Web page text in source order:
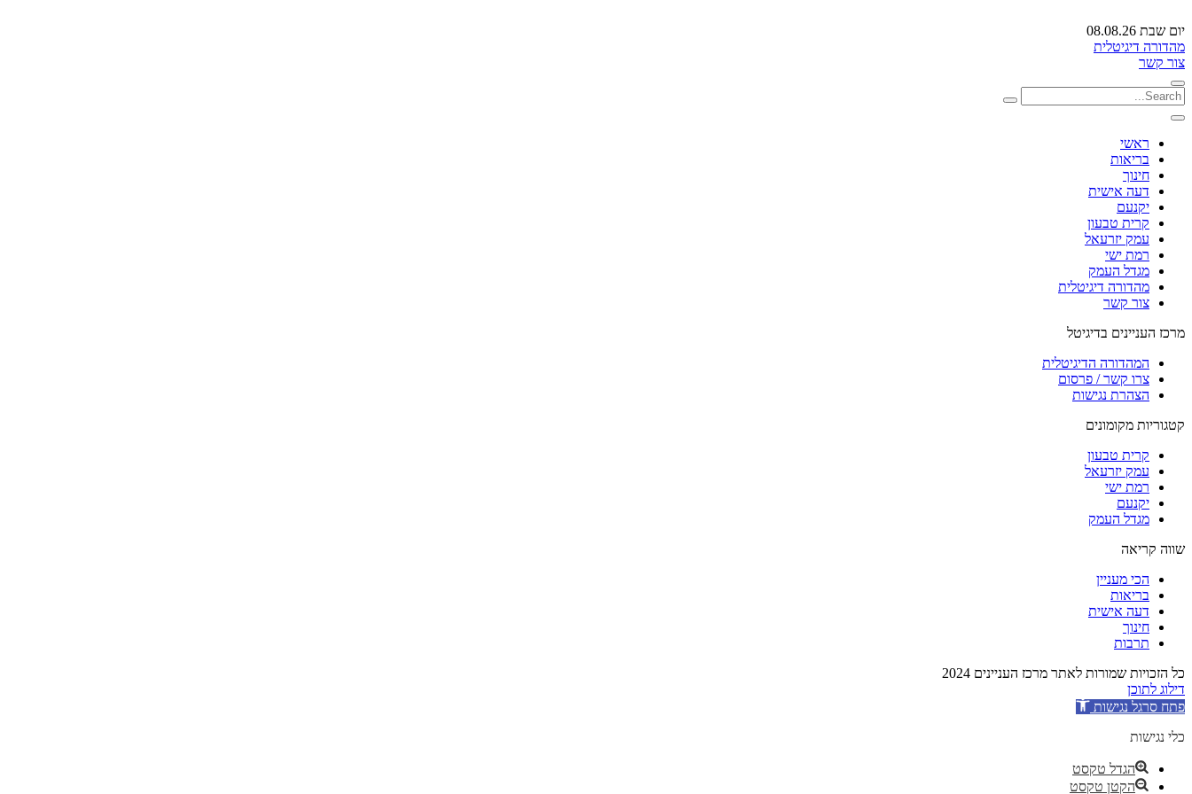
יום שבת 08.08.26
מהדורה דיגיטלית
צור קשר
ראשי
בריאות
חינוך
דעה אישית
יקנעם
קרית טבעון
עמק יזרעאל
רמת ישי
מגדל העמק
מהדורה דיגיטלית
צור קשר
מרכז העניינים בדיגיטל
המהדורה הדיגיטלית
צרו קשר / פרסום
הצהרת נגישות
קטגוריות מקומונים
קרית טבעון
עמק יזרעאל
רמת ישי
יקנעם
מגדל העמק
שווה קריאה
הכי מעניין
בריאות
דעה אישית
חינוך
תרבות
כל הזכויות שמורות לאתר מרכז העניינים 2024
דילוג לתוכן
פתח סרגל נגישות
כלי נגישות
הגדל טקסט
הקטן טקסט